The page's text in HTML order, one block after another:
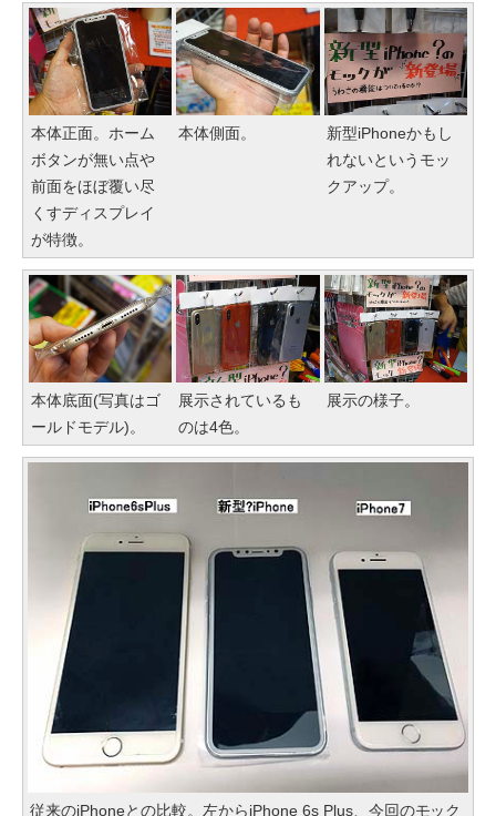
本体正面。ホーム
ボタンが無い点や
前面をほぼ覆い尽
くすディスプレイ
が特徴。
本体側面。
新型iPhoneかもし
れないというモッ
クアップ。
本体底面(写真はゴ
ールドモデル)。
展示されているも
のは4色。
展示の様子。
従来のiPhoneとの比較。左からiPhone 6s Plus、今回のモック